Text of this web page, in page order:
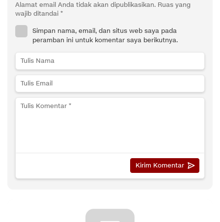
Alamat email Anda tidak akan dipublikasikan. Ruas yang
wajib ditandai *
Simpan nama, email, dan situs web saya pada
peramban ini untuk komentar saya berikutnya.